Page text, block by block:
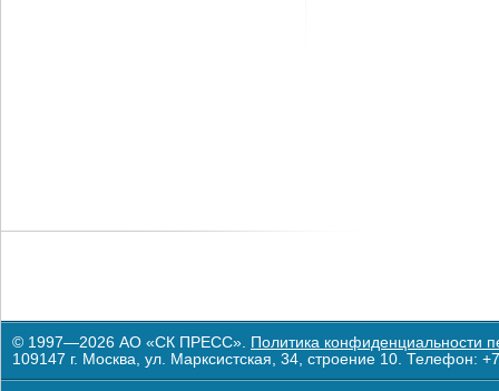
© 1997—2026 АО «СК ПРЕСС». Политика конфиденциальности
109147 г. Москва, ул. Марксистская, 34, строение 10. Телефон: